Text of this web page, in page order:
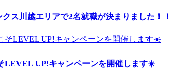
クス川越エリアで2名就職が決まりました！！
LEVEL UP!キャンペーンを開催します☀️